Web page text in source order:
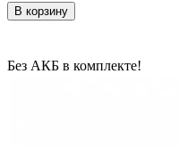
В корзину
Без АКБ в комплекте!